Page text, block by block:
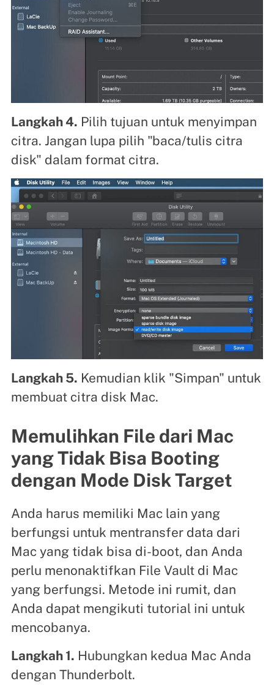
Langkah 4. Pilih tujuan untuk menyimpan
citra. Jangan lupa pilih "baca/tulis citra
disk" dalam format citra.
Langkah 5. Kemudian klik "Simpan" untuk
membuat citra disk Mac.
Memulihkan File dari Mac
yang Tidak Bisa Booting
dengan Mode Disk Target
Anda harus memiliki Mac lain yang
berfungsi untuk mentransfer data dari
Mac yang tidak bisa di-boot, dan Anda
perlu menonaktifkan File Vault di Mac
yang berfungsi. Metode ini rumit, dan
Anda dapat mengikuti tutorial ini untuk
mencobanya.
Langkah 1. Hubungkan kedua Mac Anda
dengan Thunderbolt.